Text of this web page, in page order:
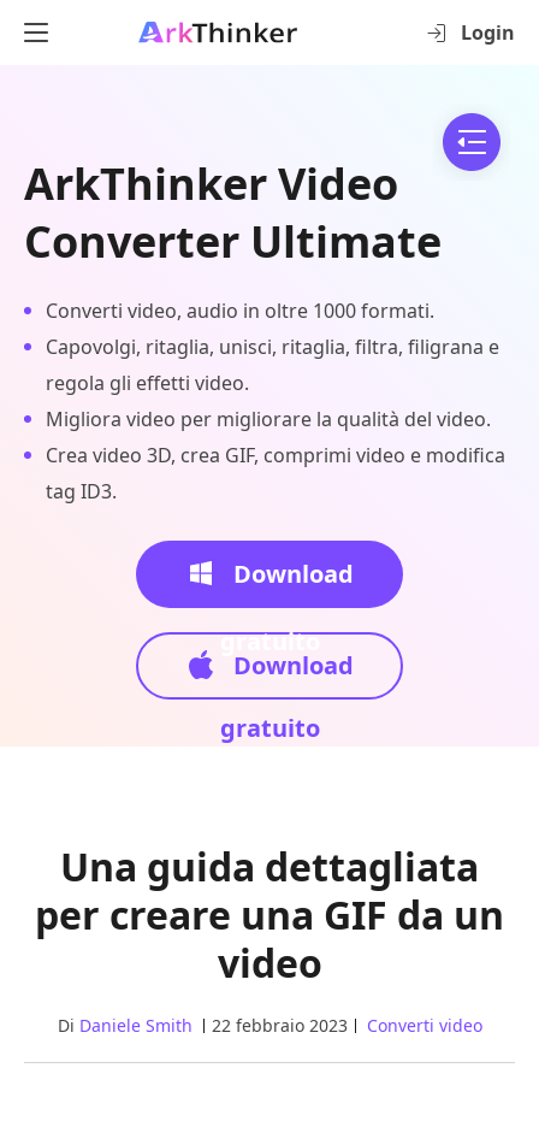
Login
ArkThinker Video
Converter Ultimate
Converti video, audio in oltre 1000 formati.
Capovolgi, ritaglia, unisci, ritaglia, filtra, filigrana e
regola gli effetti video.
Migliora video per migliorare la qualità del video.
Crea video 3D, crea GIF, comprimi video e modifica
tag ID3.
Download
gratuito
Download
gratuito
Una guida dettagliata
per creare una GIF da un
video
Di Daniele Smith 22 febbraio 2023 Converti video